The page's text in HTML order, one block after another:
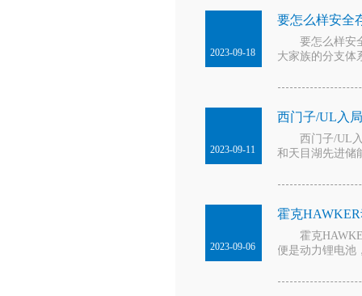
要怎么样安全
要怎么样安全
大家族的分支体
2023-09-18
西门子/UL入
西门子/UL入
和天目湖先进储
2023-09-11
霍克
霍克
便是动力锂电池
2023-09-06